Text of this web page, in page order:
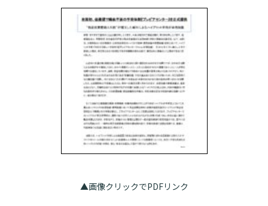
▲画像クリックでPDFリンク